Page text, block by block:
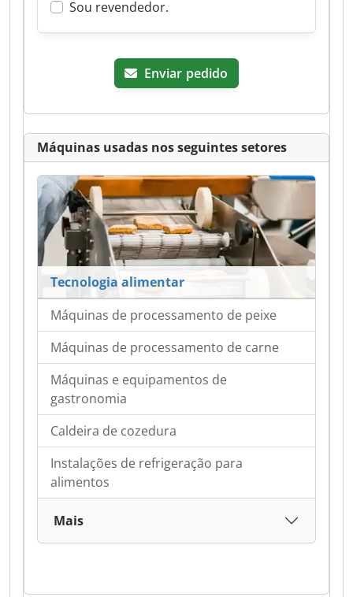
Sou revendedor.
Enviar pedido
Máquinas usadas nos seguintes setores
Tecnologia alimentar
Máquinas de processamento de peixe
Máquinas de processamento de carne
Máquinas e equipamentos de
gastronomia
Caldeira de cozedura
Instalações de refrigeração para
alimentos
Mais